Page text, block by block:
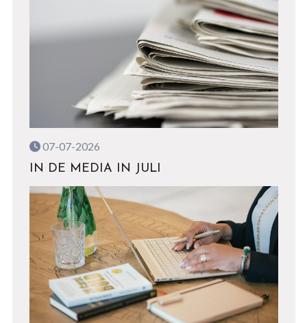
07-07-2026
IN DE MEDIA IN JULI